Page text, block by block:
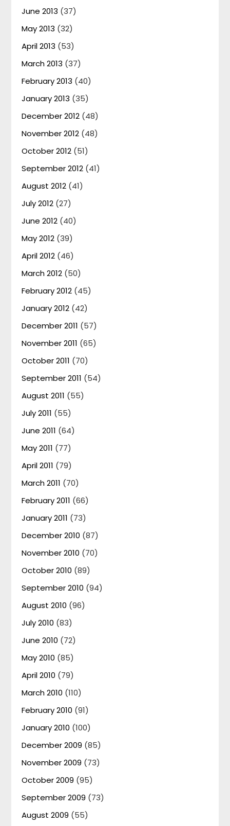
June 2013 (37)
May 2013 (32)
April 2013 (53)
March 2013 (37)
February 2013 (40)
January 2013 (35)
December 2012 (48)
November 2012 (48)
October 2012 (51)
September 2012 (41)
August 2012 (41)
July 2012 (27)
June 2012 (40)
May 2012 (39)
April 2012 (46)
March 2012 (50)
February 2012 (45)
January 2012 (42)
December 2011 (57)
November 2011 (65)
October 2011 (70)
September 2011 (54)
August 2011 (55)
July 2011 (55)
June 2011 (64)
May 2011 (77)
April 2011 (79)
March 2011 (70)
February 2011 (66)
January 2011 (73)
December 2010 (87)
November 2010 (70)
October 2010 (89)
September 2010 (94)
August 2010 (96)
July 2010 (83)
June 2010 (72)
May 2010 (85)
April 2010 (79)
March 2010 (110)
February 2010 (91)
January 2010 (100)
December 2009 (85)
November 2009 (73)
October 2009 (95)
September 2009 (73)
August 2009 (55)